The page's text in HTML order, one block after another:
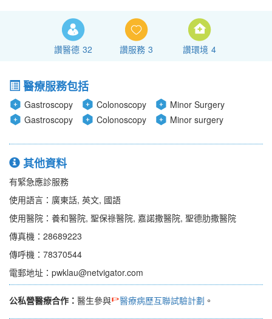
讚醫德 32 讚服務 3 讚環境 4
醫療服務包括
Gastroscopy Colonoscopy
Minor Surgery
Gastroscopy
Colonoscopy Minor surgery
其他資料
有緊急應診服務
使用語言：廣東話, 英文, 國語
使用醫院：養和醫院, 聖保祿醫院, 嘉諾撒醫院, 聖德肋撒醫院
傳真機：28689223
傳呼機：78370544
電郵地址：pwklau@netvigator.com
公私營醫療合作： 醫生參與 醫療病歷互聯試驗計劃 。